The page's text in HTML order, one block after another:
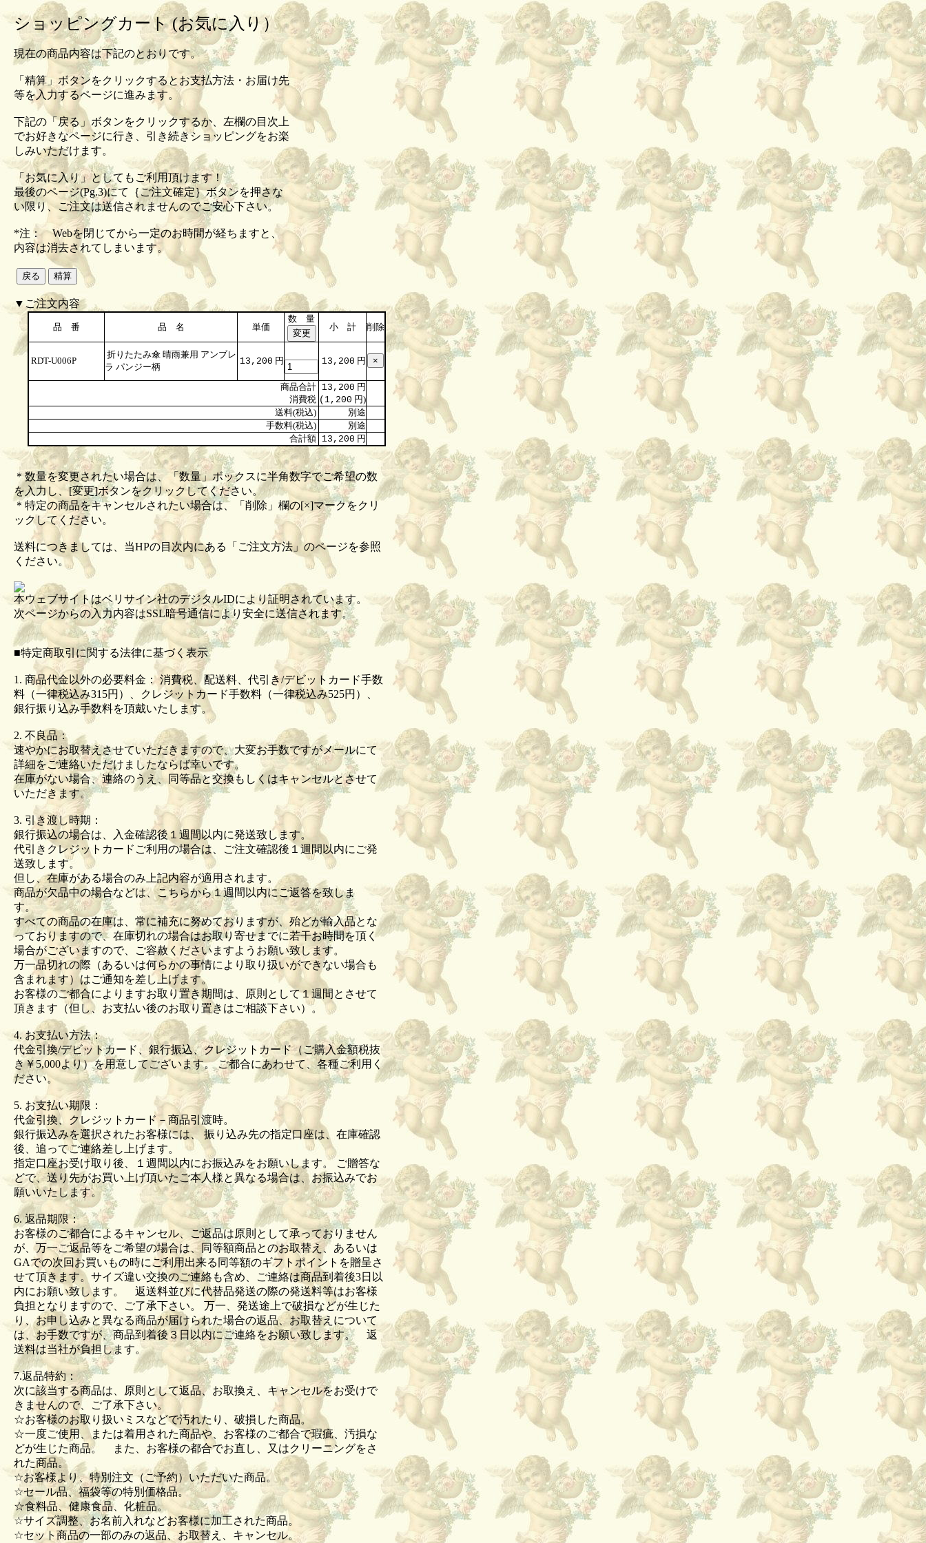
ショッピングカート (お気に入り）
現在の商品内容は下記のとおりです。
「精算」ボタンをクリックするとお支払方法・お届け先
等を入力するページに進みます。
下記の「戻る」ボタンをクリックするか、左欄の目次上
でお好きなページに行き、引き続きショッピングをお楽
しみいただけます。
「お気に入り」としてもご利用頂けます！
最後のページ(Pg.3)にて｛ご注文確定｝ボタンを押さな
い限り、ご注文は送信されませんのでご安心下さい。
*注： Webを閉じてから一定のお時間が経ちますと、
内容は消去されてしまいます。
▼ご注文内容
品 番 品 名 単価
数 量
小 計
削除
RDT-U006P
折りたたみ傘 晴雨兼用 アンブレ
ラ パンジー柄
13,200 円 13,200 円
商品合計
消費税
13,200 円
(1,200 円)
送料(税込)
別途
手数料(税込)
別途
合計額 13,200 円
＊数量を変更されたい場合は、「数量」ボックスに半角数字でご希望の数
を入力し、[変更]ボタンをクリックしてください。
＊特定の商品をキャンセルされたい場合は、「削除」欄の[×]マークをクリ
ックしてください。
送料につきましては、当HPの目次内にある「ご注文方法」のページを参照
ください。
本ウェブサイトはベリサイン社のデジタルIDにより証明されています。
次ページからの入力内容はSSL暗号通信により安全に送信されます。
■特定商取引に関する法律に基づく表示
1. 商品代金以外の必要料金： 消費税、配送料、代引き/デビットカード手数
料（一律税込み315円）、クレジットカード手数料（一律税込み525円）、
銀行振り込み手数料を頂戴いたします。
2. 不良品：
速やかにお取替えさせていただきますので、大変お手数ですがメールにて
詳細をご連絡いただけましたならば幸いです。
在庫がない場合、連絡のうえ、同等品と交換もしくはキャンセルとさせて
いただきます。
3. 引き渡し時期：
銀行振込の場合は、入金確認後１週間以内に発送致します。
代引きクレジットカードご利用の場合は、ご注文確認後１週間以内にご発
送致します。
但し、在庫がある場合のみ上記内容が適用されます。
商品が欠品中の場合などは、こちらから１週間以内にご返答を致しま
す。
すべての商品の在庫は、常に補充に努めておりますが、殆どが輸入品とな
っておりますので、在庫切れの場合はお取り寄せまでに若干お時間を頂く
場合がございますので、ご容赦くださいますようお願い致します。
万一品切れの際（あるいは何らかの事情により取り扱いができない場合も
含まれます）はご通知を差し上げます。
お客様のご都合によりますお取り置き期間は、原則として１週間とさせて
頂きます（但し、お支払い後のお取り置きはご相談下さい）。
4. お支払い方法：
代金引換/デビットカード、銀行振込、クレジットカード（ご購入金額税抜
き￥5,000より）を用意してございます。 ご都合にあわせて、各種ご利用く
ださい。
5. お支払い期限：
代金引換、クレジットカード－商品引渡時。
銀行振込みを選択されたお客様には、 振り込み先の指定口座は、在庫確認
後、追ってご連絡差し上げます。
指定口座お受け取り後、１週間以内にお振込みをお願いします。 ご贈答な
どで、送り先がお買い上げ頂いたご本人様と異なる場合は、お振込みでお
願いいたします。
6. 返品期限：
お客様のご都合によるキャンセル、ご返品は原則として承っておりません
が、万一ご返品等をご希望の場合は、同等額商品とのお取替え、あるいは
GAでの次回お買いもの時にご利用出来る同等額のギフトポイントを贈呈さ
せて頂きます。サイズ違い交換のご連絡も含め、ご連絡は商品到着後3日以
内にお願い致します。 返送料並びに代替品発送の際の発送料等はお客様
負担となりますので、ご了承下さい。 万一、発送途上で破損などが生じた
り、お申し込みと異なる商品が届けられた場合の返品、お取替えについて
は、お手数ですが、商品到着後３日以内にご連絡をお願い致します。 返
送料は当社が負担します。
7.返品特約：
次に該当する商品は、原則として返品、お取換え、キャンセルをお受けで
きませんので、ご了承下さい。
☆お客様のお取り扱いミスなどで汚れたり、破損した商品。
☆一度ご使用、または着用された商品や、お客様のご都合で瑕疵、汚損な
どが生じた商品。 また、お客様の都合でお直し、又はクリーニングをさ
れた商品。
☆お客様より、特別注文（ご予約）いただいた商品。
☆セール品、福袋等の特別価格品。
☆食料品、健康食品、化粧品。
☆サイズ調整、お名前入れなどお客様に加工された商品。
☆セット商品の一部のみの返品、お取替え、キャンセル。